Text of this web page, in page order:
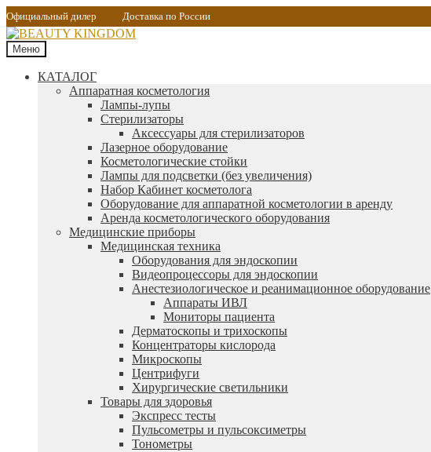
Официальный дилер Доставка по России
Меню
КАТАЛОГ
Аппаратная косметология
Лампы-лупы
Стерилизаторы
Аксессуары для стерилизаторов
Лазерное оборудование
Косметологические стойки
Лампы для подсветки (без увеличения)
Набор Кабинет косметолога
Оборудование для аппаратной косметологии в аренду
Аренда косметологического оборудования
Медицинские приборы
Медицинская техника
Оборудования для эндоскопии
Видеопроцессоры для эндоскопии
Анестезиологическое и реанимационное оборудование
Аппараты ИВЛ
Мониторы пациента
Дерматоскопы и трихоскопы
Концентраторы кислорода
Микроскопы
Центрифуги
Xирургические светильники
Товары для здоровья
Экспресс тесты
Пульсометры и пульсоксиметры
Тонометры